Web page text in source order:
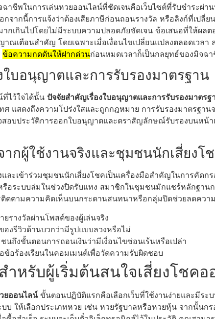
าชีพในการเล่นหวยออนไลน์ที่ชัดเจนคือเว็บไซต์ที่รับชำระ
จากนี้การแจ้งว่าต้องเสียภาษีก่อนถอนรางวัล หรือลิงก์ที่เปลี่
กเกินไปโดยไม่มีระบบความปลอดภัยชัดเจน ข้อเสนอที่ให้ผลต
าณเตือนสำคัญ โดยเฉพาะเมื่อเงื่อนไขเปลี่ยนแปลงตลอดเว
ข้อความกดดันให้ฝากด่วนก่อนหมดเวลาก็เป็นกลยุทธ์ของมิจฉ
บอนุญาตและการรับรองมาตรฐาน
ที่ไว้ใจได้นั้น ปัจจัยสำคัญเรื่องใบอนุญาตและการรับรองมาตรฐ
ศ แสดงถึงความโปร่งใสและถูกกฎหมาย การรับรองมาตรฐา
อบประวัติการออกใบอนุญาตและตราสัญลักษณ์รับรองบนหน้า
กผู้ใช้งานจริงและชุมชนนักเสี่ยงโ
และเข้าร่วมชุมชนนักเสี่ยงโชคเป็นเครื่องมือสำคัญในการคัด
รือระบบล่มในช่วงปิดรับแทง สมาชิกในชุมชนมักแชร์หลักฐาน
ติดตามความคิดเห็นบนกระดานสนทนาหรือกลุ่มปิดช่วยลดควา
ยรางวัลผ่านโพสต์ของผู้เล่นจริง
องรีวิวด้านบวกว่ามีรูปแบบลวงหรือไม่
ถึงขั้นตอนการถอนเงินว่ามีเงื่อนไขซ่อนเร้นหรือเปล่า
ข้อร้องเรียนในคอมเมนต์เพื่อวัดความรับผิดชอบ
หรับผู้เริ่มต้นสนใจเสี่ยงโชคอ
ยออนไลน์ขั้นตอนปฏิบัติแรกคือเลือกเว็บที่ใช้งานง่ายและมีร
บ ให้เลือกประเภทหวย เช่น หวยรัฐบาลหรือหวยหุ้น จากนั้น